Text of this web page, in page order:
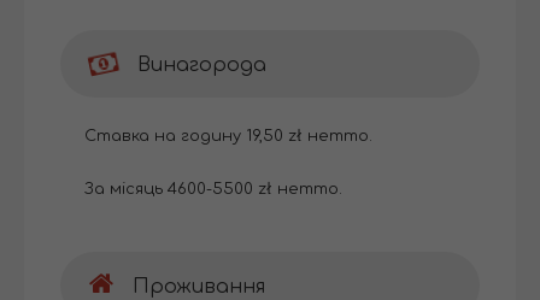
Винагорода
Ставка на годину 19,50 zł нетто.
За місяць 4600-5500 zł нетто.
Проживання